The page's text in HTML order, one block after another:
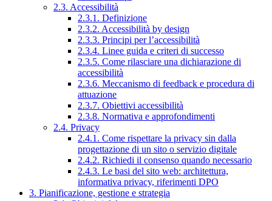
2.3. Accessibilità
2.3.1. Definizione
2.3.2. Accessibilità by design
2.3.3. Principi per l’accessibilità
2.3.4. Linee guida e criteri di successo
2.3.5. Come rilasciare una dichiarazione di
accessibilità
2.3.6. Meccanismo di feedback e procedura di
attuazione
2.3.7. Obiettivi accessibilità
2.3.8. Normativa e approfondimenti
2.4. Privacy
2.4.1. Come rispettare la privacy sin dalla
progettazione di un sito o servizio digitale
2.4.2. Richiedi il consenso quando necessario
2.4.3. Le basi del sito web: architettura,
informativa privacy, riferimenti DPO
3. Pianificazione, gestione e strategia